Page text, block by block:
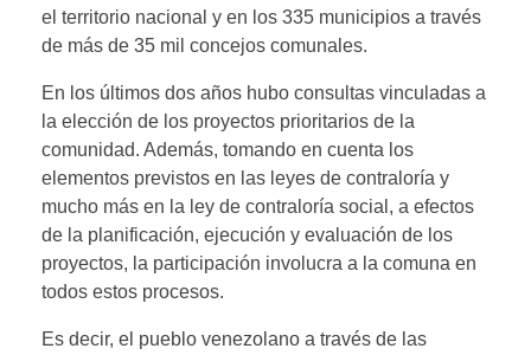
el territorio nacional y en los 335 municipios a través
de más de 35 mil concejos comunales.
En los últimos dos años hubo consultas vinculadas a
la elección de los proyectos prioritarios de la
comunidad. Además, tomando en cuenta los
elementos previstos en las leyes de contraloría y
mucho más en la ley de contraloría social, a efectos
de la planificación, ejecución y evaluación de los
proyectos, la participación involucra a la comuna en
todos estos procesos.
Es decir, el pueblo venezolano a través de las